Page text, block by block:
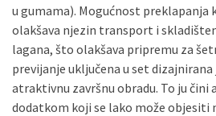
u gumama). Mogućnost preklapanja
olakšava njezin transport i
lagana, što olakšava pripremu za
previjanje uključena u set
atraktivnu završnu obradu. To ju
dodatkom koji se lako može objesiti